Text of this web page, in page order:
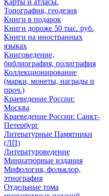
Топография, геодезия
Книги в подарок
Книги дороже 50 тыс. руб.
Книги на иностранных
языках
Книговедение,
библиография, полиграфия
Коллекционирование
(марки, монеты, награды и
проч.)
Краеведение России:
Москва
Краеведение России: Санкт-
Петербург
Литературные Памятники
(ЛП)
Литературоведение
Миниатюрные издания
Мифология, фольклор,
этнография
Отдельные тома